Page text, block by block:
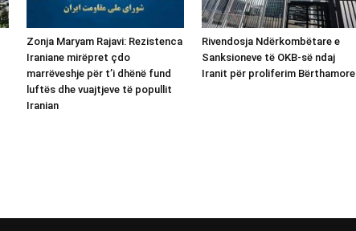
Zonja Maryam Rajavi: Rezistenca
Iraniane mirëpret çdo
marrëveshje për t’i dhënë fund
luftës dhe vuajtjeve të popullit
Iranian
Rivendosja Ndërkombëtare e
Sanksioneve të OKB-së ndaj
Iranit për proliferim Bërthamore